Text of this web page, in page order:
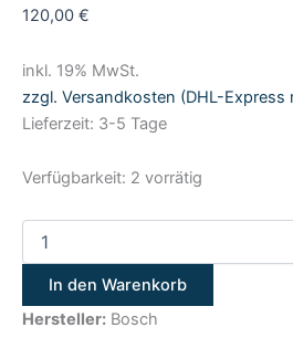
120,00 €
inkl. 19% MwSt.
zzgl. Versandkosten (DHL-Express
Lieferzeit: 3-5 Tage
Verfügbarkeit: 2 vorrätig
In den Warenkorb
Hersteller: Bosch